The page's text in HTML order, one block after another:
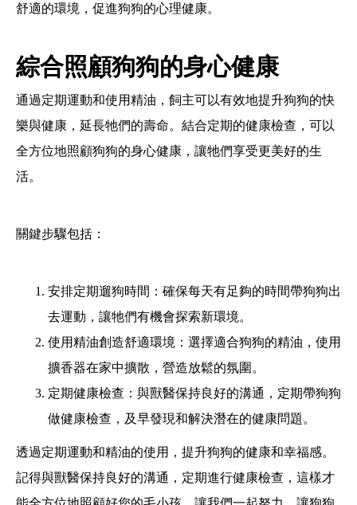
舒適的環境，促進狗狗的心理健康。
綜合照顧狗狗的身心健康
通過定期運動和使用精油，飼主可以有效地提升狗狗的快
樂與健康，延長牠們的壽命。結合定期的健康檢查，可以
全方位地照顧狗狗的身心健康，讓牠們享受更美好的生
活。
關鍵步驟包括：
安排定期遛狗時間：確保每天有足夠的時間帶狗狗出
去運動，讓牠們有機會探索新環境。
使用精油創造舒適環境：選擇適合狗狗的精油，使用
擴香器在家中擴散，營造放鬆的氛圍。
定期健康檢查：與獸醫保持良好的溝通，定期帶狗狗
做健康檢查，及早發現和解決潛在的健康問題。
透過定期運動和精油的使用，提升狗狗的健康和幸福感。
記得與獸醫保持良好的溝通，定期進行健康檢查，這樣才